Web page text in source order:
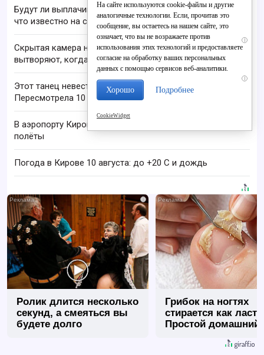
Будут ли выплачивать 13-ю пенсию в 2026 году:
что известно на сегодня
i
Скрытая камера на пляже Крыма: Что люди
вытворяют, когда их не видят...
i
Этот танец невесты оставит вас без слов!
Пересмотрела 10 раз
В аэропорту Кирова утром 10 августа ограничили
полёты
Погода в Кирове 10 августа: до +20 C и дождь
i
Ролик длится несколько
секунд, а смеяться вы
будете долго
Грибок на ногтях
стирается как
Простой домашний
На сайте используются cookie-файлы и другие
аналогичные технологии. Если, прочитав это
сообщение, вы остаетесь на нашем сайте, это
означает, что вы не возражаете против
использования этих технологий и предоставляете
согласие на обработку ваших персональных
данных с помощью сервисов веб-аналитики.
Хорошо Подробнее
CookieWidget